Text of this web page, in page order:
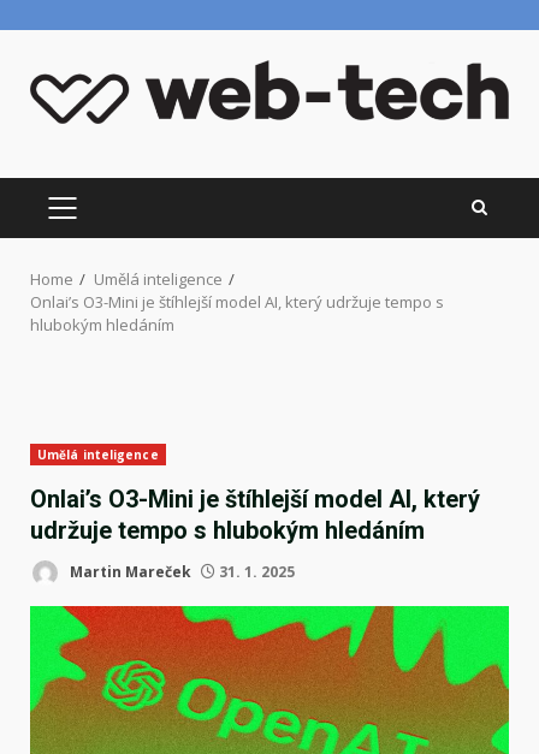
content
PRIMARY
MENU
Home
Umělá inteligence
Onlai’s O3-Mini je štíhlejší model AI, který udržuje tempo s
hlubokým hledáním
Umělá inteligence
Onlai’s O3-Mini je štíhlejší model AI, který
udržuje tempo s hlubokým hledáním
Martin Mareček 31. 1. 2025